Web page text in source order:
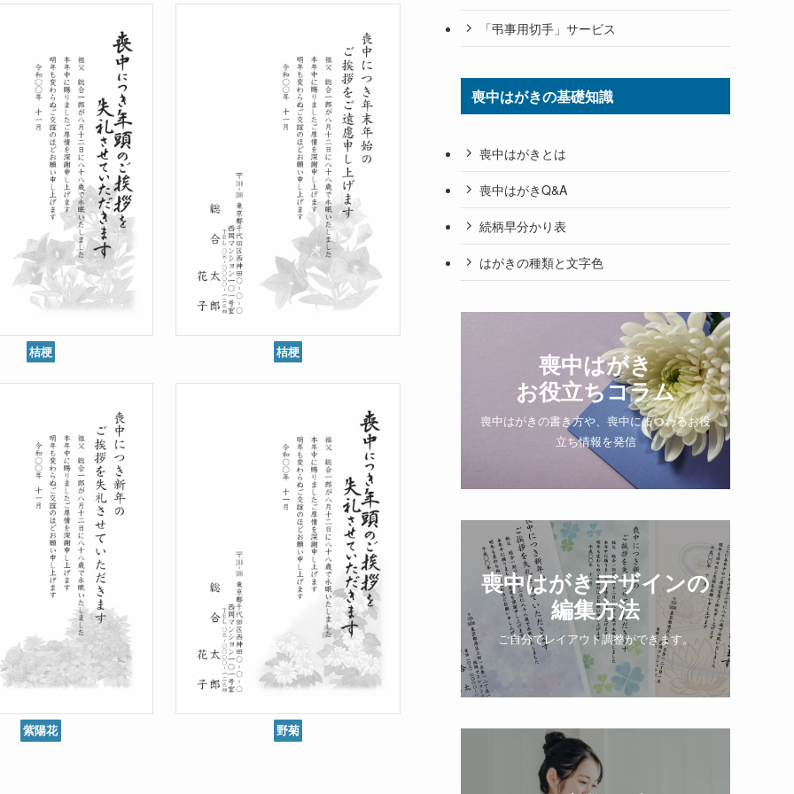
桔梗 桔梗
紫陽花 野菊
「弔事用切手」サービス
喪中はがきの基礎知識
喪中はがきとは
喪中はがきQ&A
続柄早分かり表
はがきの種類と文字色
喪中はがき
お役立ちコラム
喪中はがきの書き方や、喪中にまつわるお役
立ち情報を発信
喪中はがきデザインの
編集方法
ご自分でレイアウト調整ができます。